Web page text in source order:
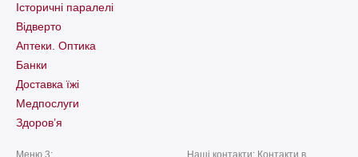
Історичні паралелі
Відверто
Аптеки. Оптика
Банки
Доставка їжі
Медпослуги
Здоров’я
Меню 3: Наші контакти: Контакти в